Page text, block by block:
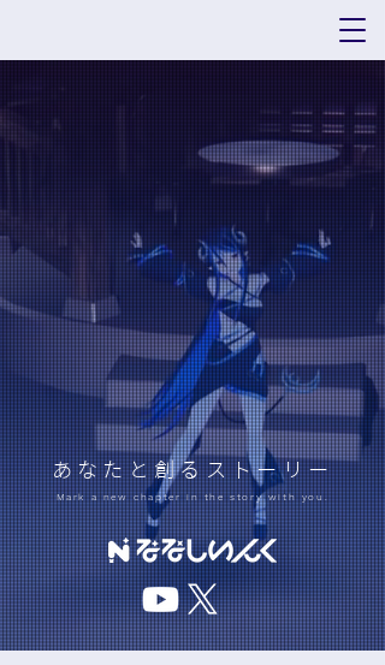
あなたと創るストーリー
Mark a new chapter in the story with you.